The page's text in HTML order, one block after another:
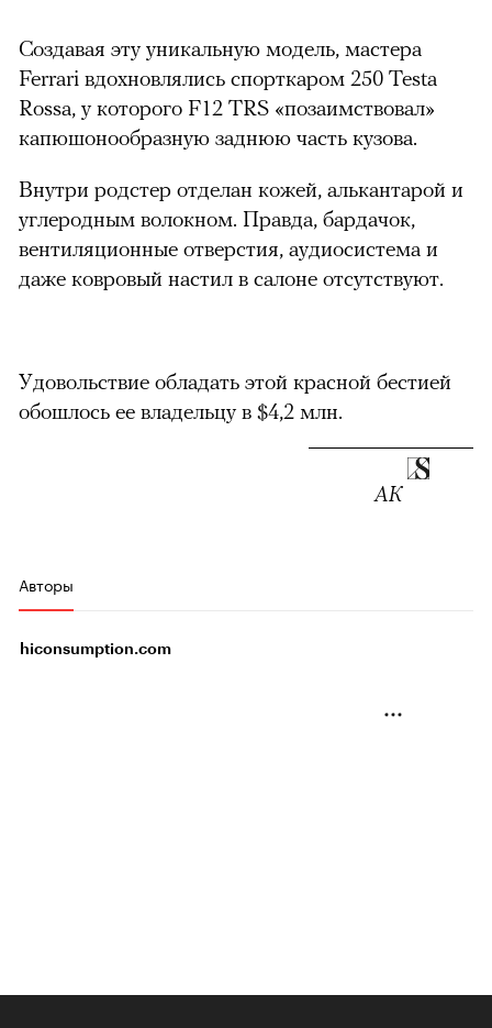
00:00 / 00:00
Создавая эту уникальную модель, мастера
Ferrari вдохновлялись спорткаром 250 Testa
Rossa, у которого F12 TRS «позаимствовал»
капюшонообразную заднюю часть кузова.
Внутри родстер отделан кожей, алькантарой и
углеродным волокном. Правда, бардачок,
вентиляционные отверстия, аудиосистема и
даже ковровый настил в салоне отсутствуют.
Удовольствие обладать этой красной бестией
обошлось ее владельцу в $4,2 млн.
АК
Авторы
hiconsumption.com